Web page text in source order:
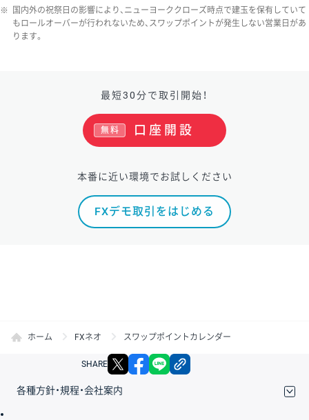
※
国内外の祝祭日の影響により、ニューヨーククローズ時点で建玉を保有していて
もロールオーバーが行われないため、スワップポイントが発生しない営業日があ
ります。
最短30分で取引開始！
口座開設
無料
本番に近い環境でお試しください
FXデモ取引をはじめる
ホーム FXネオ スワップポイントカレンダー
SHARE X facebook
各種方針・規程・会社案内